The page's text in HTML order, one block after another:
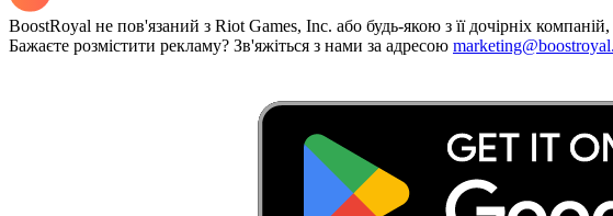
BoostRoyal не пов'язаний з Riot Games, Inc. або будь-якою з її дочірніх
Бажаєте розмістити рекламу? Зв'яжіться з нами за адресою